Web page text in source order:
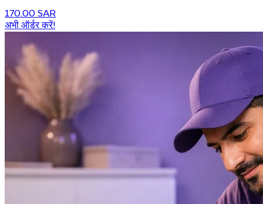
170.00 SAR
अभी ऑर्डर करें!